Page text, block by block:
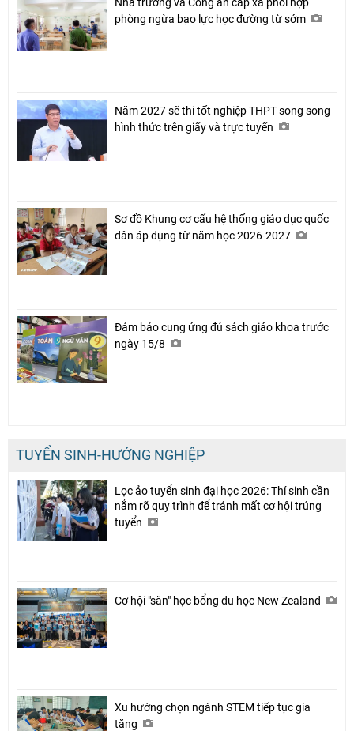
phòng ngừa bạo lực học đường từ sớm
Năm 2027 sẽ thi tốt nghiệp THPT song song
hình thức trên giấy và trực tuyến
Sơ đồ Khung cơ cấu hệ thống giáo dục quốc
dân áp dụng từ năm học 2026-2027
Đảm bảo cung ứng đủ sách giáo khoa trước
ngày 15/8
TUYỂN SINH-HƯỚNG NGHIỆP
Lọc ảo tuyển sinh đại học 2026: Thí sinh cần
nắm rõ quy trình để tránh mất cơ hội trúng
tuyển
Cơ hội "săn" học bổng du học New Zealand
Xu hướng chọn ngành STEM tiếp tục gia
tăng